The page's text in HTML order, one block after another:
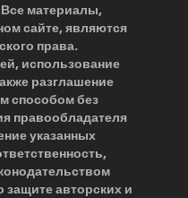
Все материалы,
сайте, являются
права.
использование
разглашение
способом без
правообладателя
указанных
авторских и